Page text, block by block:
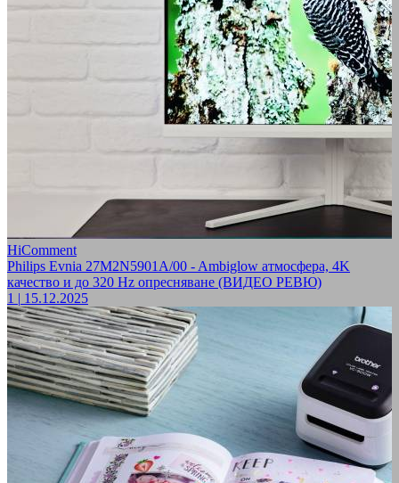
HiComment
Philips Evnia 27M2N5901A/00 - Ambiglow атмосфера, 4K
качество и до 320 Hz опресняване (ВИДЕО РЕВЮ)
1 | 15.12.2025